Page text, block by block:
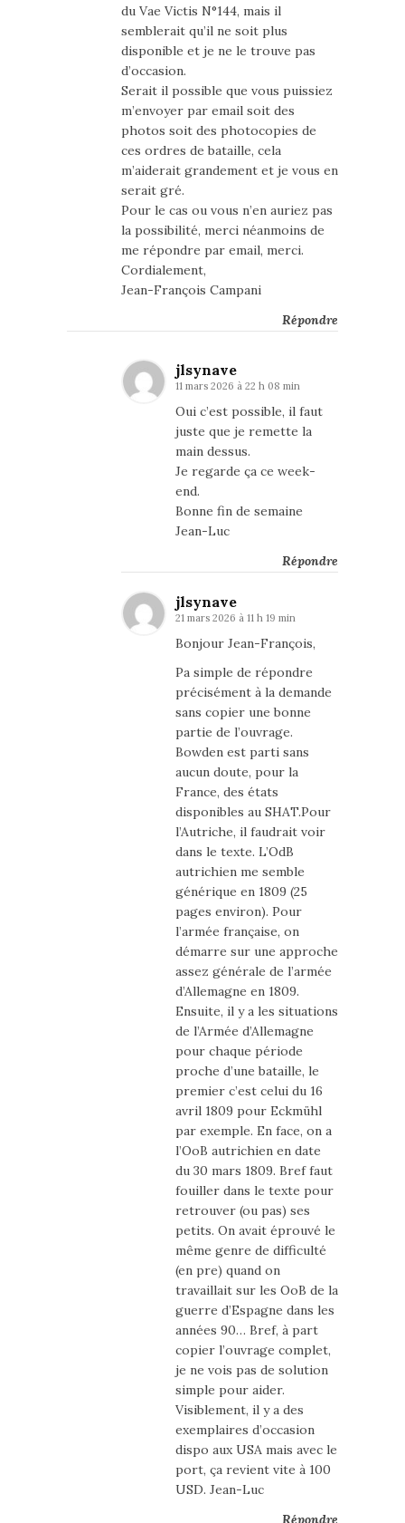
du Vae Victis N°144, mais il
semblerait qu’il ne soit plus
disponible et je ne le trouve pas
d’occasion.
Serait il possible que vous puissiez
m’envoyer par email soit des
photos soit des photocopies de
ces ordres de bataille, cela
m’aiderait grandement et je vous en
serait gré.
Pour le cas ou vous n’en auriez pas
la possibilité, merci néanmoins de
me répondre par email, merci.
Cordialement,
Jean-François Campani
Répondre
jlsynave
11 mars 2026 à 22 h 08 min
Oui c’est possible, il faut
juste que je remette la
main dessus.
Je regarde ça ce week-
end.
Bonne fin de semaine
Jean-Luc
Répondre
jlsynave
21 mars 2026 à 11 h 19 min
Bonjour Jean-François,
Pa simple de répondre
précisément à la demande
sans copier une bonne
partie de l’ouvrage.
Bowden est parti sans
aucun doute, pour la
France, des états
disponibles au SHAT.Pour
l’Autriche, il faudrait voir
dans le texte. L’OdB
autrichien me semble
générique en 1809 (25
pages environ). Pour
l’armée française, on
démarre sur une approche
assez générale de l’armée
d’Allemagne en 1809.
Ensuite, il y a les situations
de l’Armée d’Allemagne
pour chaque période
proche d’une bataille, le
premier c’est celui du 16
avril 1809 pour Eckmühl
par exemple. En face, on a
l’OoB autrichien en date
du 30 mars 1809. Bref faut
fouiller dans le texte pour
retrouver (ou pas) ses
petits. On avait éprouvé le
même genre de difficulté
(en pre) quand on
travaillait sur les OoB de la
guerre d’Espagne dans les
années 90… Bref, à part
copier l’ouvrage complet,
je ne vois pas de solution
simple pour aider.
Visiblement, il y a des
exemplaires d’occasion
dispo aux USA mais avec le
port, ça revient vite à 100
USD. Jean-Luc
Répondre